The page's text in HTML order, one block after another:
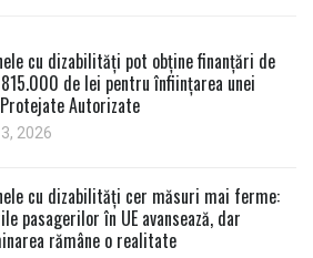
cu dizabilități pot obține finanțări de
de lei pentru înființarea unei
Autorizate
2026
cu dizabilități cer măsuri mai ferme:
pasagerilor în UE avansează, dar
rămâne o realitate